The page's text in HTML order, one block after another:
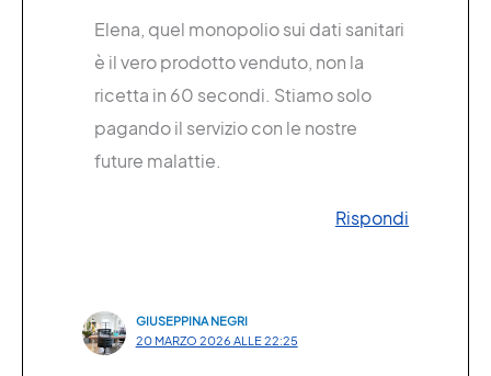
Elena, quel monopolio sui dati sanitari
è il vero prodotto venduto, non la
ricetta in 60 secondi. Stiamo solo
pagando il servizio con le nostre
future malattie.
Rispondi
GIUSEPPINA NEGRI
20 MARZO 2026 ALLE 22:25